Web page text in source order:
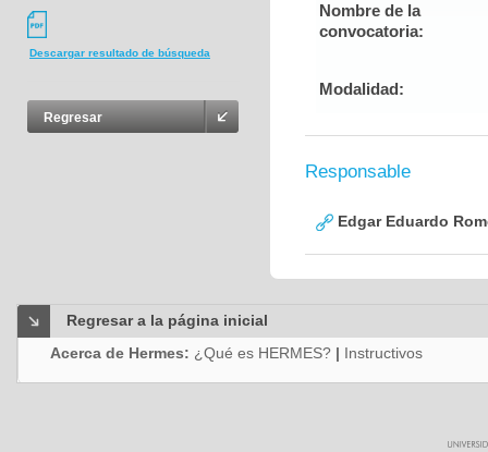
Descargar resultado de búsqueda
Regresar
Nombre de la
convocatoria:
Modalidad:
Responsable
Edgar Eduardo
Regresar a la página inicial
Acerca de Hermes: ¿Qué es HERMES? | Instructivos